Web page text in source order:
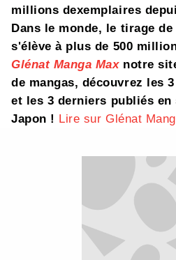
millions dexemplaires
Dans le monde, le tirage
s'élève à plus de 500
Glénat Manga Maxnotre
de mangas, découvrez les
et les 3 derniers publiés
Japon ! Lire sur Glénat